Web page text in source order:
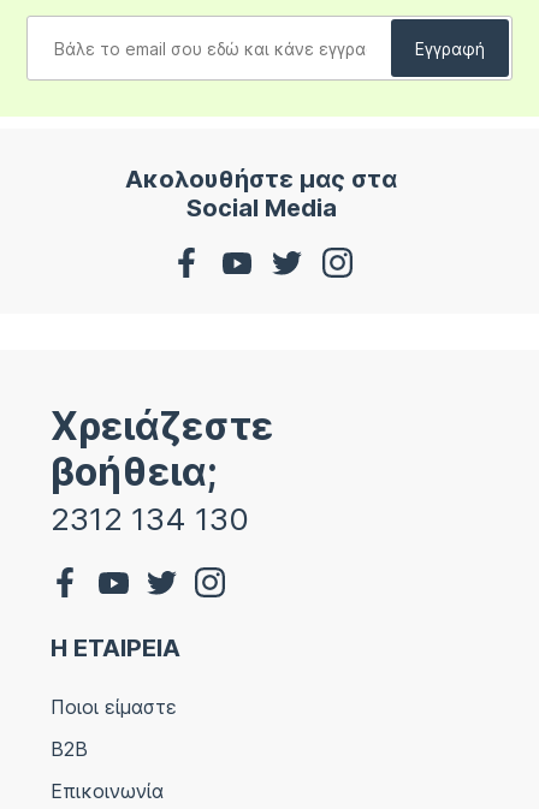
Ακολουθήστε μας στα
Social Media
Χρειάζεστε
βοήθεια;
2312 134 130
Η ΕΤΑΙΡΕΙΑ
Ποιοι είμαστε
B2B
Επικοινωνία